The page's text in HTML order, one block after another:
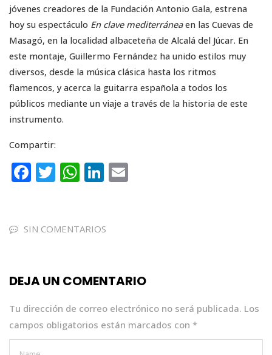
jóvenes creadores de la Fundación Antonio Gala, estrena
hoy su espectáculo En clave mediterráneaen las Cuevas de
Masagó, en la localidad albaceteña de Alcalá del Júcar. En
este montaje, Guillermo Fernández ha unido estilos muy
diversos, desde la música clásica hasta los ritmos
flamencos, y acerca la guitarra española a todos los
públicos mediante un viaje a través de la historia de este
instrumento.
Compartir:
F
e
o
k
T
te
W
ts
p
Li
e
SIN COMENTARIOS
DEJA UN COMENTARIO
Tu dirección de correo electrónico no será publicada. Los
campos obligatorios están marcados con *